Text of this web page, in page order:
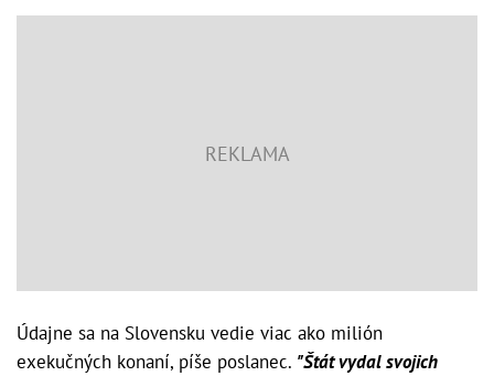
Údajne sa na Slovensku vedie viac ako milión
exekučných konaní, píše poslanec. "Štát vydal svojich